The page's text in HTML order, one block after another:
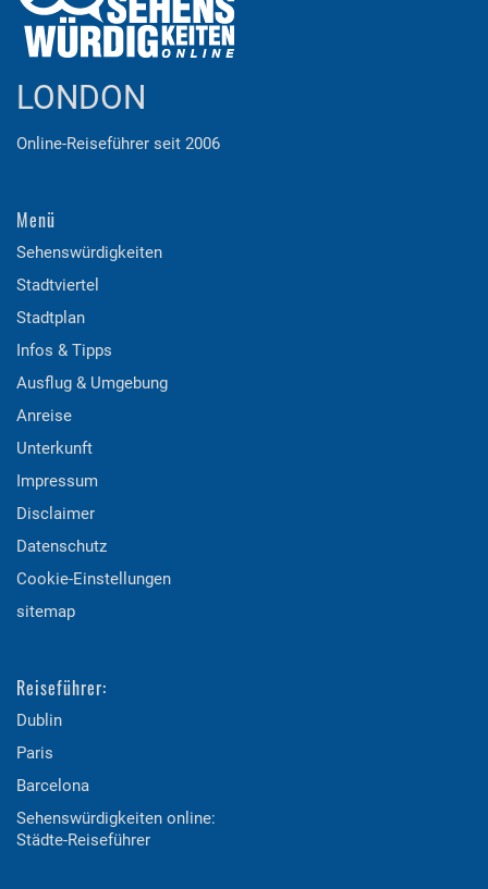
LONDON
Online-Reiseführer seit 2006
Menü
Sehenswürdigkeiten
Stadtviertel
Stadtplan
Infos & Tipps
Ausflug & Umgebung
Anreise
Unterkunft
Impressum
Disclaimer
Datenschutz
Cookie-Einstellungen
sitemap
Reiseführer:
Dublin
Paris
Barcelona
Sehenswürdigkeiten online:
Städte-Reiseführer